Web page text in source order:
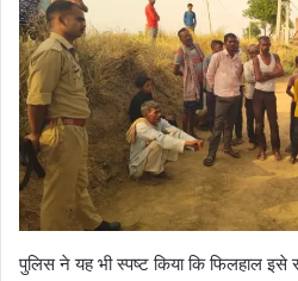
पुलिस ने यह भी स्पष्ट किया कि फिलहाल इसे